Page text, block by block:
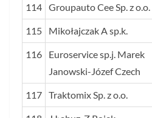
114 Groupauto Cee Sp. z o.o.
115 Mikołajczak A sp.k.
116
Euroservice sp.j. Marek
Janowski-Józef Czech
117 Traktomix Sp. z o.o.